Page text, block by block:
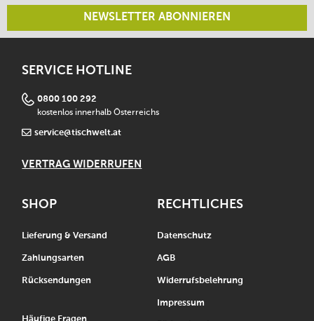
NEWSLETTER ABONNIEREN
SERVICE HOTLINE
0800 100 292
kostenlos innerhalb Österreichs
service@tischwelt.at
VERTRAG WIDERRUFEN
SHOP
Lieferung & Versand
Zahlungsarten
Rücksendungen
Häufige Fragen
RECHTLICHES
Datenschutz
AGB
Widerrufsbelehrung
Impressum